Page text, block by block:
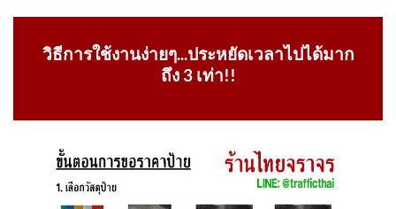
วิธีการใช้งานง่ายๆ...ประหยัดเวลาไปได้มาก
ถึง 3 เท่า!!